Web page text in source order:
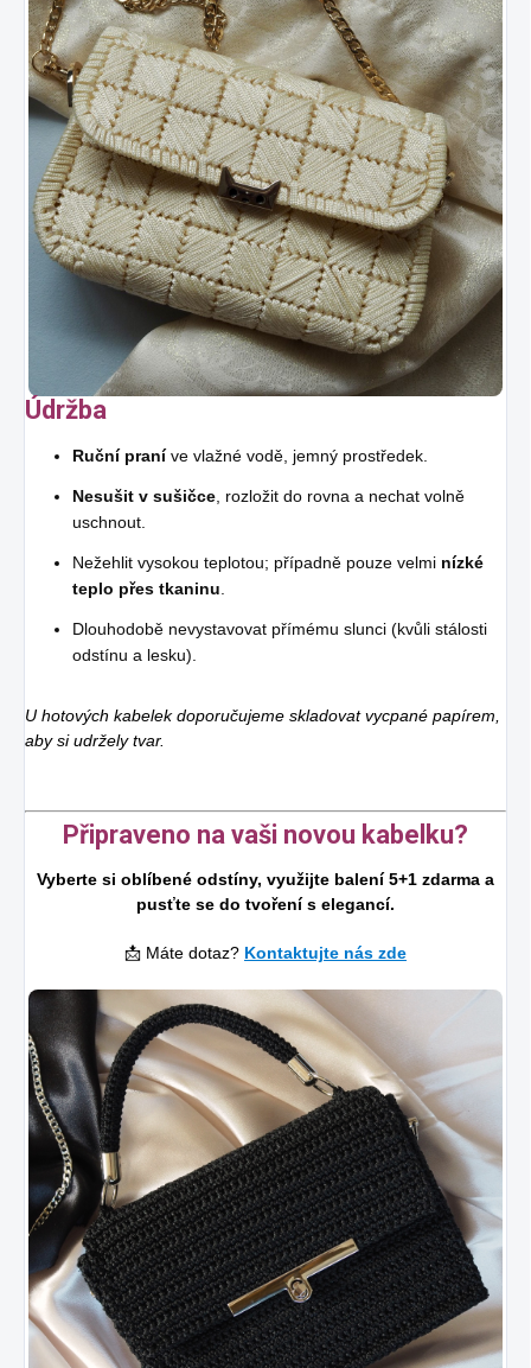
Údržba
Ruční praníve vlažné vodě, jemný prostředek.
Nesušit v sušičce , rozložit do rovna a nechat volně
uschnout.
Nežehlit vysokou teplotou; případně pouze velmi nízké
teplo přes tkaninu
Dlouhodobě nevystavovat přímému slunci (kvůli stálosti
odstínu a lesku).
U hotových kabelek doporučujeme skladovat vycpané papírem,
aby si udržely tvar.
Připraveno na vaši novou kabelku?
Vyberte si oblíbené odstíny, využijte balení 5+1 zdarma a
pusťte se do tvoření s elegancí.
📩 Máte dotaz? Kontaktujte nás zde